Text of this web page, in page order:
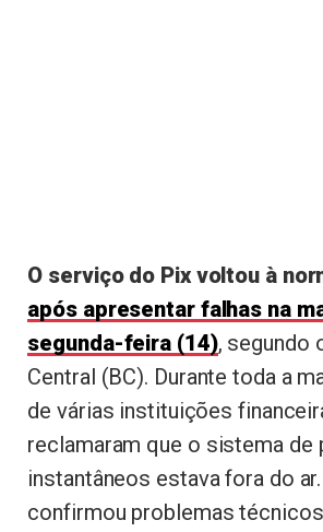
O serviço do Pix voltou à
após apresentar falhas na
segunda-feira (14), segundo
Central (BC). Durante toda a
de várias instituições
reclamaram que o sistema de
instantâneos estava fora do ar.
confirmou problemas